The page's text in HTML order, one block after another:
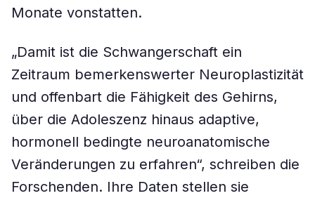
Monate vonstatten.
„Damit ist die Schwangerschaft ein
Zeitraum bemerkenswerter Neuroplastizität
und offenbart die Fähigkeit des Gehirns,
über die Adoleszenz hinaus adaptive,
hormonell bedingte neuroanatomische
Veränderungen zu erfahren“, schreiben die
Forschenden. Ihre Daten stellen sie